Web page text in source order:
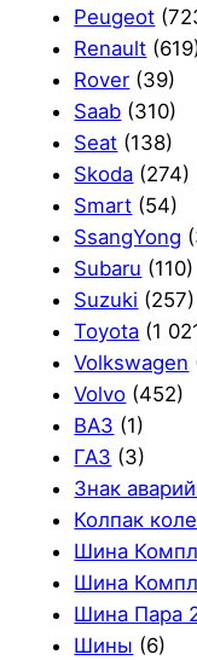
Peugeot
Renault
Rover (39)
Saab (310)
Seat (138)
Skoda (274)
Smart (54)
SsangYong
Subaru (110)
Suzuki (257)
Toyota (1
Volkswagen
Volvo (452)
ВАЗ (1)
ГАЗ (3)
Знак
Колпак
Шина
Шина
Шина Пара
Шины (6)